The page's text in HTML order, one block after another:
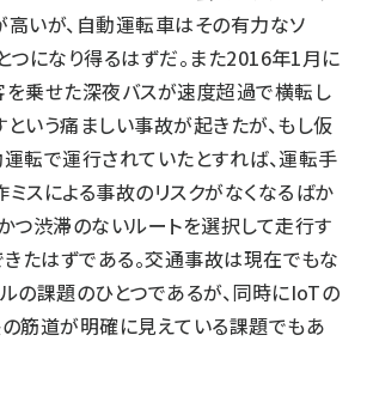
いが、自動運転車はその有力なソ
つになり得るはずだ。また2016年1月に
を乗せた深夜バスが速度超過で横転し
いう痛ましい事故が起きたが、もし仮
転で運行されていたとすれば、運転手
スによる事故のリスクがなくなるばか
つ渋滞のないルートを選択して走行す
きたはずである。交通事故は現在でもな
の課題のひとつであるが、同時にIoTの
筋道が明確に見えている課題でもあ